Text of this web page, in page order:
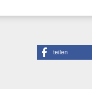
teilen